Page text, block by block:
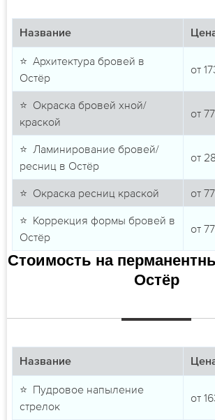
Название
⭐ Архитектура бровей в
Остёр
от
⭐ Окраска бровей хной/
краской
от
⭐ Ламинирование бровей/
ресниц в Остёр
от
⭐ Окраска ресниц краской от
⭐ Коррекция формы бровей в
Остёр
от
Стоимость на
Остёр
Название
⭐ Пудровое напыление
стрелок
от